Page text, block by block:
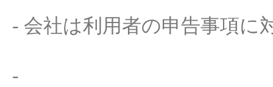
- 会社は利用者の申告事項に
-